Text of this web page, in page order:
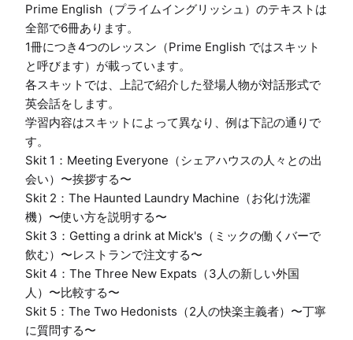
Prime English（プライムイングリッシュ）のテキストは
全部で6冊あります。
1冊につき4つのレッスン（Prime English ではスキット
と呼びます）が載っています。
各スキットでは、上記で紹介した登場人物が対話形式で
英会話をします。
学習内容はスキットによって異なり、例は下記の通りで
す。
Skit 1：Meeting Everyone（シェアハウスの人々との出
会い）〜挨拶する〜
Skit 2：The Haunted Laundry Machine（お化け洗濯
機）〜使い方を説明する〜
Skit 3：Getting a drink at Mick's（ミックの働くバーで
飲む）〜レストランで注文する〜
Skit 4：The Three New Expats（3人の新しい外国
人）〜比較する〜
Skit 5：The Two Hedonists（2人の快楽主義者）〜丁寧
に質問する〜